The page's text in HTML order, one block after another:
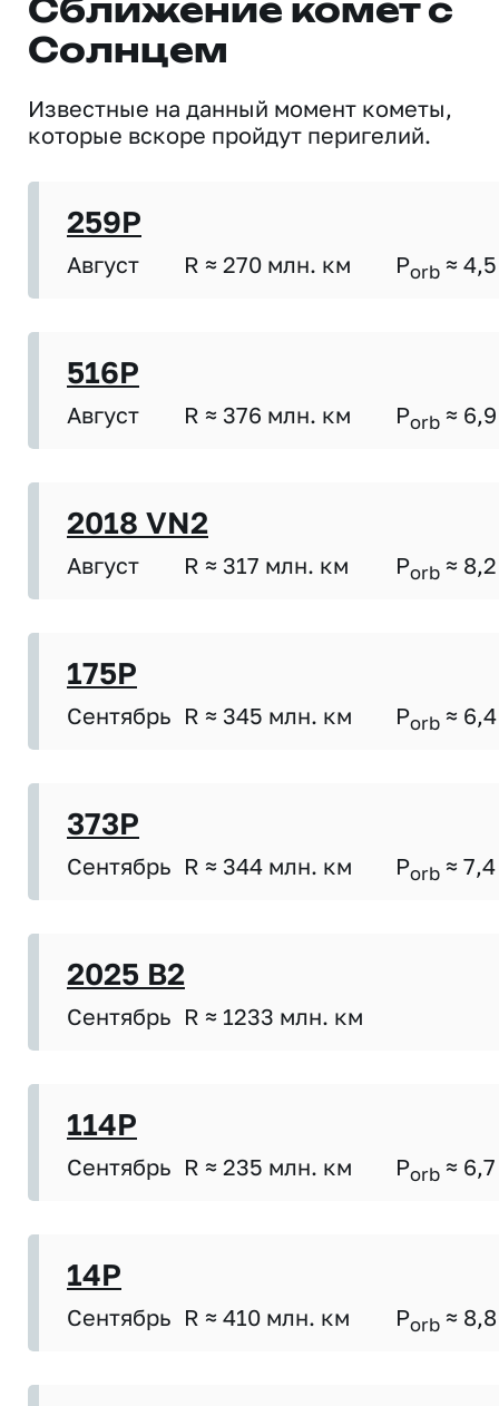
Сближение комет с
Солнцем
Известные на данный момент кометы,
которые вскоре пройдут перигелий.
259P
Август R ≈ 270 млн. км Porb ≈ 4,5
516P
Август R ≈ 376 млн. км Porb ≈ 6,9
2018 VN2
Август R ≈ 317 млн. км Porb ≈ 8,2
175P
Сентябрь R ≈ 345 млн. км Porb ≈ 6,4
373P
Сентябрь R ≈ 344 млн. км Porb ≈ 7,4
2025 B2
Сентябрь R ≈ 1233 млн. км
114P
Сентябрь R ≈ 235 млн. км Porb ≈ 6,7
14P
Сентябрь R ≈ 410 млн. км Porb ≈ 8,8